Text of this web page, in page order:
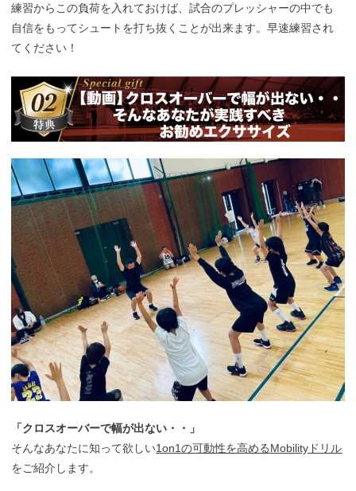
練習からこの負荷を入れておけば、試合のプレッシャーの中でも
自信をもってシュートを打ち抜くことが出来ます。早速練習され
てください！
「クロスオーバーで幅が出ない・・」
そんなあなたに知って欲しい1on1の可動性を高めるMobilityドリル
をご紹介します。